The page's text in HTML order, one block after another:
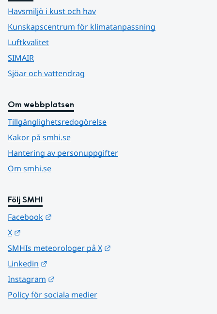
Havsmiljö i kust och hav
Kunskapscentrum för klimatanpassning
Luftkvalitet
SIMAIR
Sjöar och vattendrag
Om webbplatsen
Tillgänglighetsredogörelse
Kakor på smhi.se
Hantering av personuppgifter
Om smhi.se
Följ SMHI
Facebook
X
SMHIs meteorologer på X
Linkedin
Instagram
Policy för sociala medier